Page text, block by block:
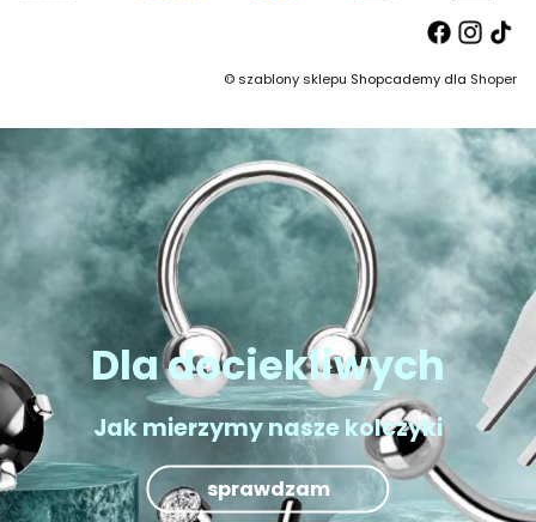
©szablony sklepu Shopcademy dla Shoper
Dla dociekliwych
Jak mierzymy nasze kolczyki
sprawdzam